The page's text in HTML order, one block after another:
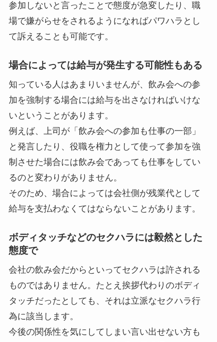
参加しないと言ったことで態度が急変したり、職
場で嫌がらせをされるようになればパワハラとし
て訴えることも可能です。
場合によっては給与が発生する可能性もある
知っている人はあまりいませんが、飲み会への参
加を強制する場合には給与を出さなければいけな
いということがあります。
例えば、上司が「飲み会への参加も仕事の一部」
と発言したり、役職を権力として使って参加を強
制させた場合には飲み会であっても仕事をしてい
るのと変わりがありません。
そのため、場合によっては会社側が残業代として
給与を支払わなくてはならないことがあります。
ボディタッチなどのセクハラには毅然とした
態度で
会社の飲み会だからといってセクハラは許される
ものではありません。たとえ挨拶代わりのボディ
タッチだったとしても、それは立派なセクハラ行
為に該当します。
今後の関係性を気にしてしまい言い出せない方も